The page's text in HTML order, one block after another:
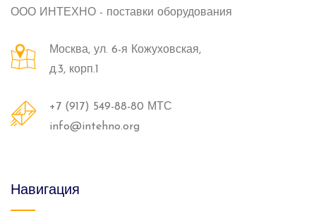
ООО ИНТЕХНО - поставки оборудования
Москва, ул. 6-я Кожуховская,
д.3, корп.1
+7 (917) 549-88-80 МТС
info@intehno.org
Навигация